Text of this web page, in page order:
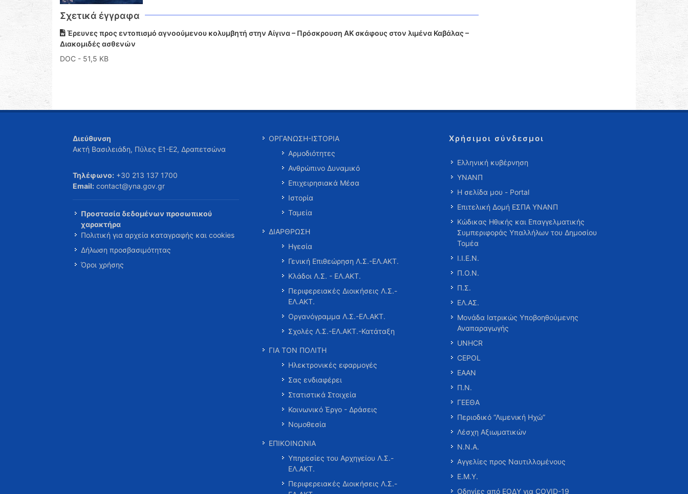
Σχετικά έγγραφα
Έρευνες προς εντοπισμό αγνοούμενου κολυμβητή στην Αίγινα – Πρόσκρουση ΑΚ σκάφους στον λιμένα Καβάλας –
Διακομιδές ασθενών
DOC - 51,5 KB
Διεύθυνση
Ακτή Βασιλειάδη, Πύλες Ε1-Ε2, Δραπετσώνα
Τηλέφωνο: +30 213 137 1700
Email: contact@yna.gov.gr
Προστασία δεδομένων προσωπικού
χαρακτήρα
Πολιτική για αρχεία καταγραφής και cookies
Δήλωση προσβασιμότητας
Όροι χρήσης
ΟΡΓΑΝΩΣΗ-ΙΣΤΟΡΙΑ
Αρμοδιότητες
Ανθρώπινο Δυναμικό
Επιχειρησιακά Μέσα
Ιστορία
Ταμεία
ΔΙΑΡΘΡΩΣΗ
Ηγεσία
Γενική Επιθεώρηση Λ.Σ.-ΕΛ.ΑΚΤ.
Κλάδοι Λ.Σ. - ΕΛ.ΑΚΤ.
Περιφερειακές Διοικήσεις Λ.Σ.-
ΕΛ.ΑΚΤ.
Οργανόγραμμα Λ.Σ.-ΕΛ.ΑΚΤ.
Σχολές Λ.Σ.-ΕΛ.ΑΚΤ.-Κατάταξη
ΓΙΑ ΤΟΝ ΠΟΛΙΤΗ
Ηλεκτρονικές εφαρμογές
Σας ενδιαφέρει
Στατιστικά Στοιχεία
Κοινωνικό Έργο - Δράσεις
Νομοθεσία
ΕΠΙΚΟΙΝΩΝΙΑ
Υπηρεσίες του Αρχηγείου Λ.Σ.-
ΕΛ.ΑΚΤ.
Περιφερειακές Διοικήσεις Λ.Σ.-
Χρήσιμοι σύνδεσμοι
Ελληνική κυβέρνηση
ΥΝΑΝΠ
Η σελίδα μου - Portal
Επιτελική Δομή ΕΣΠΑ ΥΝΑΝΠ
Κώδικας Ηθικής και Επαγγελματικής
Συμπεριφοράς Υπαλλήλων του Δημοσίου
Τομέα
Ι.Ι.Ε.Ν.
Π.Ο.Ν.
Π.Σ.
ΕΛ.ΑΣ.
Μονάδα Ιατρικώς Υποβοηθούμενης
Αναπαραγωγής
UNHCR
CEPOL
ΕΑΑΝ
Π.Ν.
ΓΕΕΘΑ
Περιοδικό “Λιμενική Ηχώ”
Λέσχη Αξιωματικών
Ν.Ν.Α.
Αγγελίες προς Ναυτιλλομένους
Ε.Μ.Υ.
Οδηγίες από ΕΟΔΥ για COVID-19